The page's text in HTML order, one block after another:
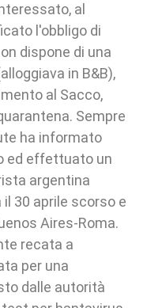
al
l'obbligo di
dispone di una
in B&B),
al Sacco,
Sempre
ha informato
ed effettuato un
argentina
30 aprile scorso e
Aires-Roma.
recata a
per una
dalle autorità